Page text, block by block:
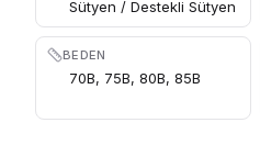
Sütyen / Destekli Sütyen
BEDEN
70B, 75B, 80B, 85B